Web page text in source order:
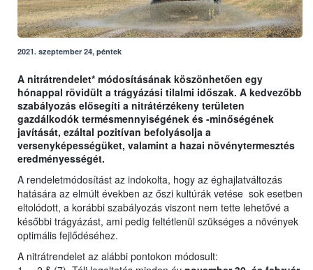
2021. szeptember 24, péntek
A nitrátrendelet* módosításának köszönhetően egy
hónappal rövidült a trágyázási tilalmi időszak. A kedvezőbb
szabályozás elősegíti a nitrátérzékeny területen
gazdálkodók termésmennyiségének és -minőségének
javítását, ezáltal pozitívan befolyásolja a
versenyképességüket, valamint a hazai növénytermesztés
eredményességét.
A rendeletmódosítást az indokolta, hogy az éghajlatváltozás
hatására az elmúlt években az őszi kultúrák vetése sok esetben
eltolódott, a korábbi szabályozás viszont nem tette lehetővé a
későbbi trágyázást, ami pedig feltétlenül szükséges a növények
optimális fejlődéséhez.
A nitrátrendelet az alábbi pontokon módosult: